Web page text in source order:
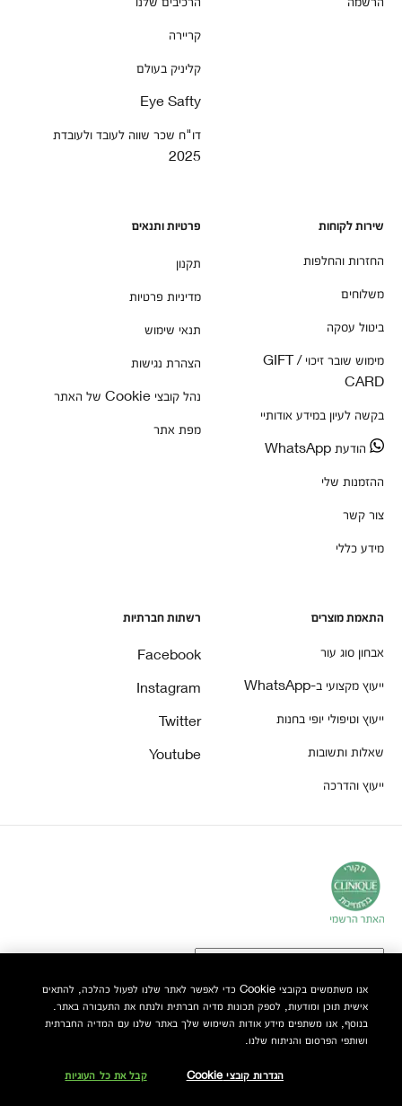
קריירה
קליניק בעולם
Eye Safty
דו"ח שכר שווה לעובד ולעובדת
2025
שירות לקוחות
החזרות והחלפות
משלוחים
ביטול עסקה
מימוש שובר זיכוי / GIFT
CARD
בקשה לעיון במידע אודותיי
הודעת WhatsApp
ההזמנות שלי
צור קשר
מידע כללי
פרטיות ותנאים
תקנון
מדיניות פרטיות
תנאי שימוש
הצהרת נגישות
נהל קובצי Cookie של האתר
מפת אתר
התאמת מוצרים
אבחון סוג עור
ייעוץ מקצועי ב-WhatsApp
ייעוץ וטיפולי יופי בחנות
שאלות ותשובות
ייעוץ והדרכה
רשתות חברתיות
Facebook
Instagram
Twitter
Youtube
אנו משתמשים בקובצי Cookie כדי לאפשר לאתר שלנו לפעול כהלכה, להתאים
אישית תוכן ומודעות, לספק תכונות מדיה חברתית ולנתח את התעבורה באתר.
בנוסף, אנו משתפים מידע אודות השימוש שלך באתר שלנו עם המדיה החברתית
ושותפי הפרסום והניתוח שלנו.
הגדרות קובצי Cookie קבל את כל העוגיות